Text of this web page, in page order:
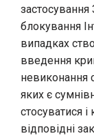
застосування
блокування
випадках
введення
невиконання
яких є
стосуватися
відповідні